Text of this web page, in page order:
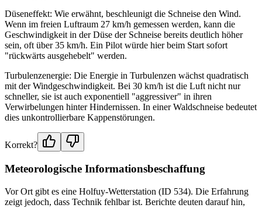
Düseneffekt: Wie erwähnt, beschleunigt die Schneise den Wind.
Wenn im freien Luftraum 27 km/h gemessen werden, kann die
Geschwindigkeit in der Düse der Schneise bereits deutlich höher
sein, oft über 35 km/h. Ein Pilot würde hier beim Start sofort
"rückwärts ausgehebelt" werden.
Turbulenzenergie: Die Energie in Turbulenzen wächst quadratisch
mit der Windgeschwindigkeit. Bei 30 km/h ist die Luft nicht nur
schneller, sie ist auch exponentiell "aggressiver" in ihren
Verwirbelungen hinter Hindernissen. In einer Waldschneise bedeutet
dies unkontrollierbare Kappenstörungen.
Korrekt?
Meteorologische Informationsbeschaffung
Vor Ort gibt es eine Holfuy-Wetterstation (ID 534). Die Erfahrung
zeigt jedoch, dass Technik fehlbar ist. Berichte deuten darauf hin,